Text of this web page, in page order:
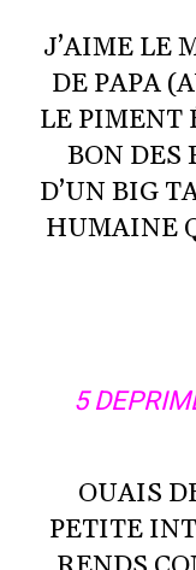
J’AIME LE
DE PAPA
LE PIMENT
BON DES
D’UN BIG
HUMAINE
5
OUAIS
PETITE